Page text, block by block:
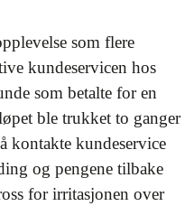
som flere
kundeservicen hos
som betalte for en
ble trukket to ganger
kontakte kundeservice
og pengene tilbake
for irritasjonen over